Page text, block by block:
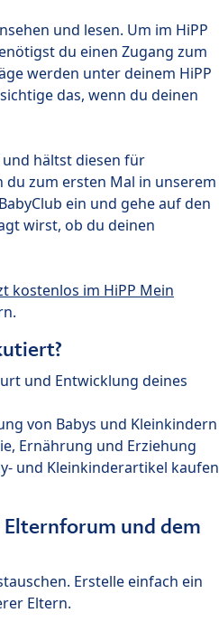
und lesen. Um im HiPP
du einen Zugang zum
werden unter deinem HiPP
das, wenn du deinen
und hältst diesen für
zum ersten Mal in unserem
ein und gehe auf den
wirst, ob du deinen
kostenlos im HiPP Mein
und Entwicklung deines
von Babys und Kleinkindern
Ernährung und Erziehung
und Kleinkinderartikel kaufen
und dem
Erstelle einfach ein
Eltern.